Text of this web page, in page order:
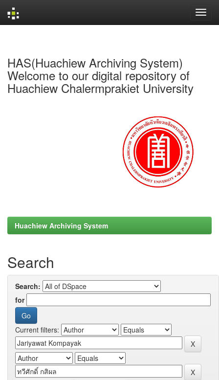
HAS(Huachiew Archiving System)
Welcome to our digital repository of
Huachiew Chalermprakiet University
Huachiew Archiving System
Search
Search:
for
Current filters: